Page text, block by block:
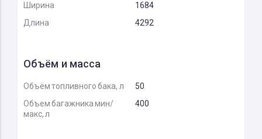
Ширина
1684
Длина
4292
Объём и масса
Объём топливного бака, л
50
Объем багажника мин/
макс, л
400